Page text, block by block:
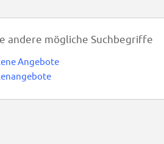
andere mögliche Suchbegriffe
Angebote